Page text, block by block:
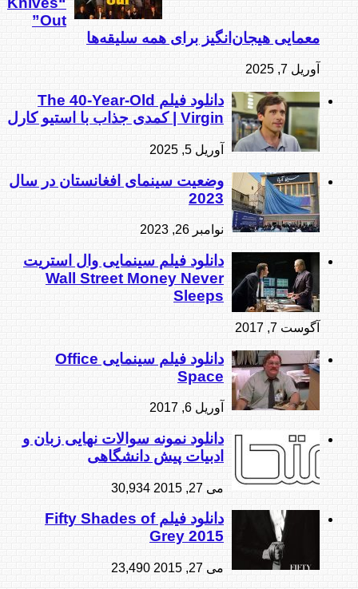
Out”
معمایی هیجان‌انگیز برای همه سلیقه‌ها
آوریل 7, 2025
دانلود فیلم The 40-Year-Old
Virgin | کمدی جذاب با استیو کارل
آوریل 5, 2025
وضعیت سینمای افغانستان در سال
2023
نوامبر 26, 2023
دانلود فیلم سینمایی وال استریت
Wall Street Money Never
Sleeps
آگوست 7, 2017
دانلود فیلم سینمایی Office
Space
آوریل 6, 2017
دانلود نمونه سوالات نهایی زبان و
ادبیات پیش دانشگاهی
می 27, 2015 30,934
دانلود فیلم Fifty Shades of
Grey 2015
می 27, 2015 23,490